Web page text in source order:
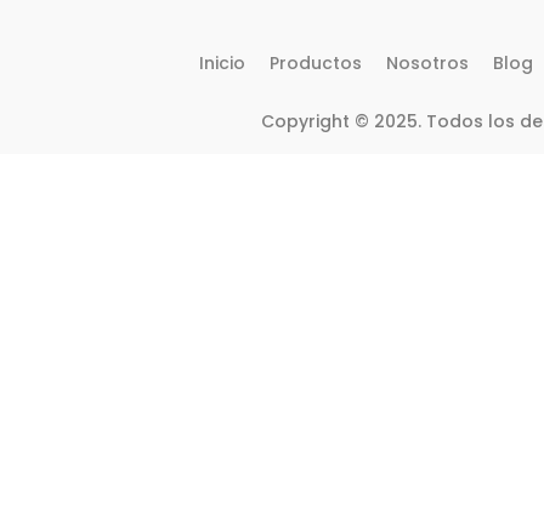
Inicio Productos Nosotros Blog
Copyright © 2025. Todos los